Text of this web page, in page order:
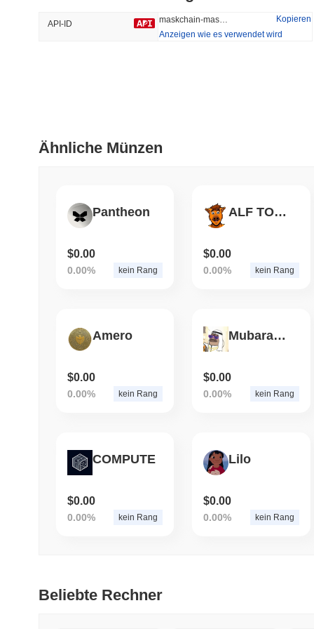
4.05%
API-ID
Kopieren
Anzeigen wie es verwendet wird
Ähnliche Münzen
Pantheon
$0.00
0.00% kein Rang
ALF TOKEN
$0.00
0.00% kein Rang
Amero
$0.00
0.00% kein Rang
Mubarak (Sol)
$0.00
0.00% kein Rang
COMPUTE
$0.00
0.00% kein Rang
Lilo
$0.00
0.00% kein Rang
Beliebte Rechner